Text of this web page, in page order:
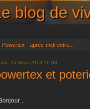
blog de
- après-midi entre...
25 Mars 2013 10:03
et
,